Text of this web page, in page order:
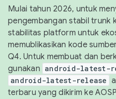
Mulai tahun 2026, untuk
pengembangan stabil trunk
stabilitas platform untuk
memublikasikan kode
Q4. Untuk membuat dan
gunakan android-latest-
android-latest-release
terbaru yang dikirim ke